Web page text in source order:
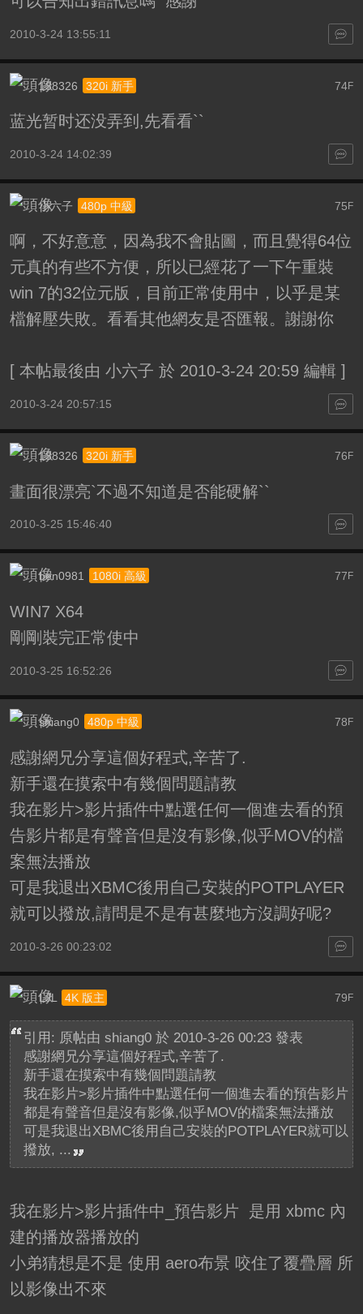
2010-3-24 13:55:11
74F
138326 320i 新手
蓝光暂时还没弄到,先看看``
2010-3-24 14:02:39
75F
小六子 480p 中級
啊，不好意意，因為我不會貼圖，而且覺得64位
元真的有些不方便，所以已經花了一下午重裝
win 7的32位元版，目前正常使用中，以乎是某
檔解壓失敗。看看其他網友是否匯報。謝謝你
[本帖最後由 小六子 於 2010-3-24 20:59 編輯 ]
2010-3-24 20:57:15
76F
138326 320i 新手
畫面很漂亮`不過不知道是否能硬解``
2010-3-25 15:46:40
77 F
ben0981 1080i 高級
WIN7 X64
剛剛裝完正常使中
2010-3-25 16:52:26
78 F
shiang0 480p 中級
感謝網兄分享這個好程式,辛苦了.
新手還在摸索中有幾個問題請教
我在影片>影片插件中點選任何一個進去看的預
告影片都是有聲音但是沒有影像,似乎MOV的檔
案無法播放
可是我退出XBMC後用自己安裝的POTPLAYER
就可以撥放,請問是不是有甚麼地方沒調好呢?
2010-3-26 00:23:02
79 F
LJL 4K 版主
引用: 原帖由 shiang0於 2010-3-26 00:23 發表
感謝網兄分享這個好程式,辛苦了.
新手還在摸索中有幾個問題請教
我在影片>影片插件中點選任何一個進去看的預告影片
都是有聲音但是沒有影像,似乎MOV的檔案無法播放
可是我退出XBMC後用自己安裝的POTPLAYER就可以
撥放, ...
我在影片>影片插件中_預告影片 是用 xbmc 內
建的播放器播放的
小弟猜想是不是 使用 aero布景 咬住了覆疊層 所
以影像出不來